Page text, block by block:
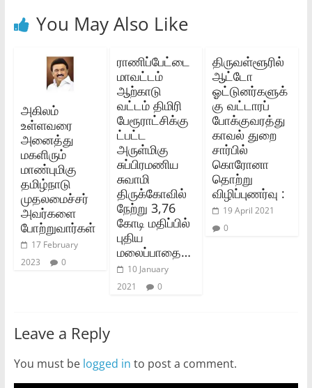
You May Also Like
அகிலம்
உள்ளவரை
அனைத்து
மகளிரும்
மாண்புமிகு
தமிழ்நாடு
முதலமைச்சர்
அவர்களை
போற்றுவார்கள்
17 February
2023
0
ராணிப்பேட்டை
மாவட்டம்
ஆற்காடு
வட்டம் திமிரி
பேரூராட்சிக்கு
ட்பட்ட
அருள்மிகு
சுப்பிரமணிய
சுவாமி
திருக்கோவில்
நேற்று 3,76
கோடி மதிப்பில்
புதிய
மலைப்பாதை…
10 January
2021
0
திருவள்ளூரில்
ஆட்டோ
ஓட்டுனர்களுக்
கு வட்டாரப்
போக்குவரத்து
காவல் துறை
சார்பில்
கொரோனா
தொற்று
விழிப்புணர்வு :
19 April 2021
0
Leave a Reply
You must be logged in to post a comment.